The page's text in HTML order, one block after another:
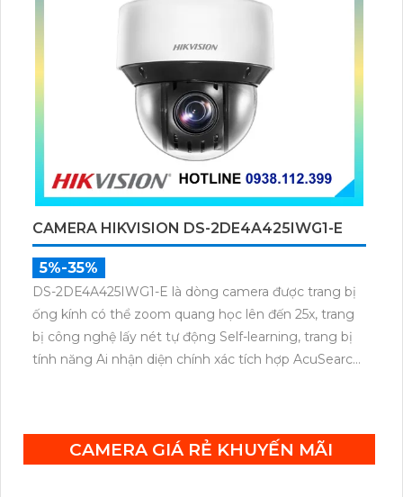
CAMERA HIKVISION DS-2DE4A425IWG1-E
5%-35%
DS-2DE4A425IWG1-E là dòng camera được trang bị
ống kính có thể zoom quang học lên đến 25x, trang
bị công nghệ lấy nét tự động Self-learning, trang bị
tính năng Ai nhận diện chính xác tích hợp AcuSearch
CAMERA GIÁ RẺ KHUYẾN MÃI